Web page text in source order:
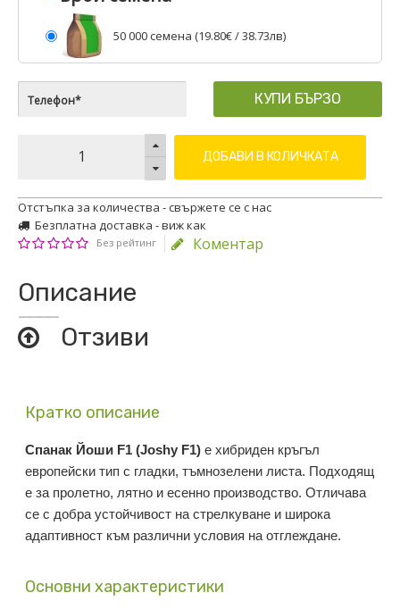
50 000 семена (19.80€/ 38.73лв)
КУПИ БЪРЗО
ДОБАВИ В КОЛИЧКАТА
Отстъпка за количества - свържете се с нас
Безплатна доставка - виж как
Без рейтинг Коментар
Описание
Отзиви
Кратко описание
Спанак Йоши F1 (Joshy F1) е хибриден кръгъл
европейски тип с гладки, тъмнозелени листа. Подходящ
е за пролетно, лятно и есенно производство. Отличава
се с добра устойчивост на стрелкуване и широка
адаптивност към различни условия на отглеждане.
Основни характеристики